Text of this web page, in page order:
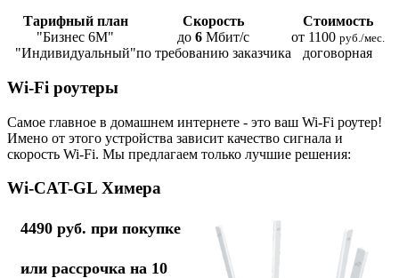
Тарифный план
Скорость
Стоимость
"Бизнес 6М"
до 6 Мбит/с от 1100 руб./мес.
"Индивидуальный"по требованию заказчика договорная
Wi-Fi роутеры
Самое главное в домашнем интернете - это ваш Wi-Fi роутер!
Имено от этого устройства зависит качество сигнала и
скорость Wi-Fi. Мы предлагаем только лучшие решения:
Wi-CAT-GL Химера
4490 руб. при покупке
или рассрочка на 10